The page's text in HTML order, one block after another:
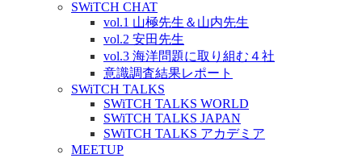
SWiTCH CHAT
vol.1 山極先生＆山内先生
vol.2 安田先生
vol.3 海洋問題に取り組む４社
意識調査結果レポート
SWiTCH TALKS
SWiTCH TALKS WORLD
SWiTCH TALKS JAPAN
SWiTCH TALKS アカデミア
MEETUP